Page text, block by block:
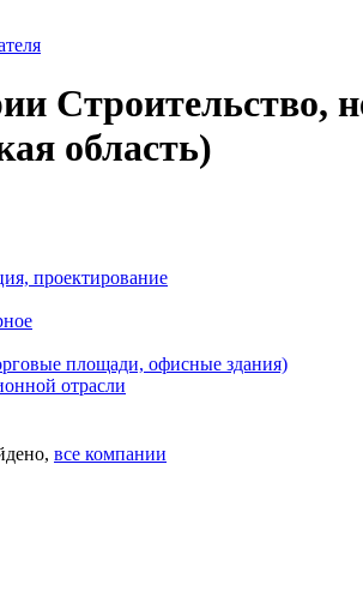
Строительство,
область)
проектирование
площади, офисные здания)
отрасли
все компании